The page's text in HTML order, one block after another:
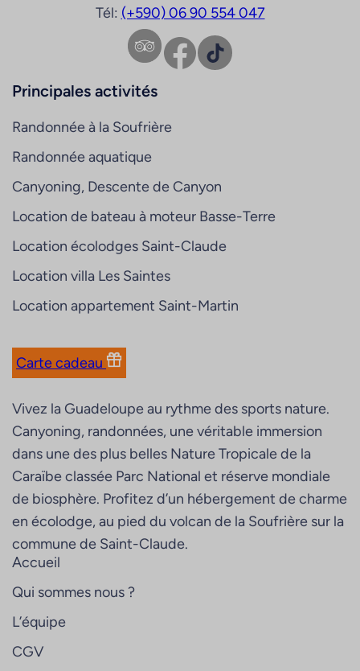
Tél: (+590) 06 90 554 047
Facebook TikTok
Principales activités
Randonnée à la Soufrière
Randonnée aquatique
Canyoning, Descente de Canyon
Location de bateau à moteur Basse-Terre
Location écolodges Saint-Claude
Location villa Les Saintes
Location appartement Saint-Martin
Carte cadeau
Vivez la Guadeloupe au rythme des sports nature.
Canyoning, randonnées, une véritable immersion
dans une des plus belles Nature Tropicale de la
Caraïbe classée Parc National et réserve mondiale
de biosphère. Profitez d’un hébergement de charme
en écolodge, au pied du volcan de la Soufrière sur la
commune de Saint-Claude.
Accueil
Qui sommes nous ?
L’équipe
CGV